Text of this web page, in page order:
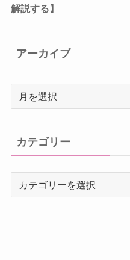
解説する】
アーカイブ
ブ
カテゴリー